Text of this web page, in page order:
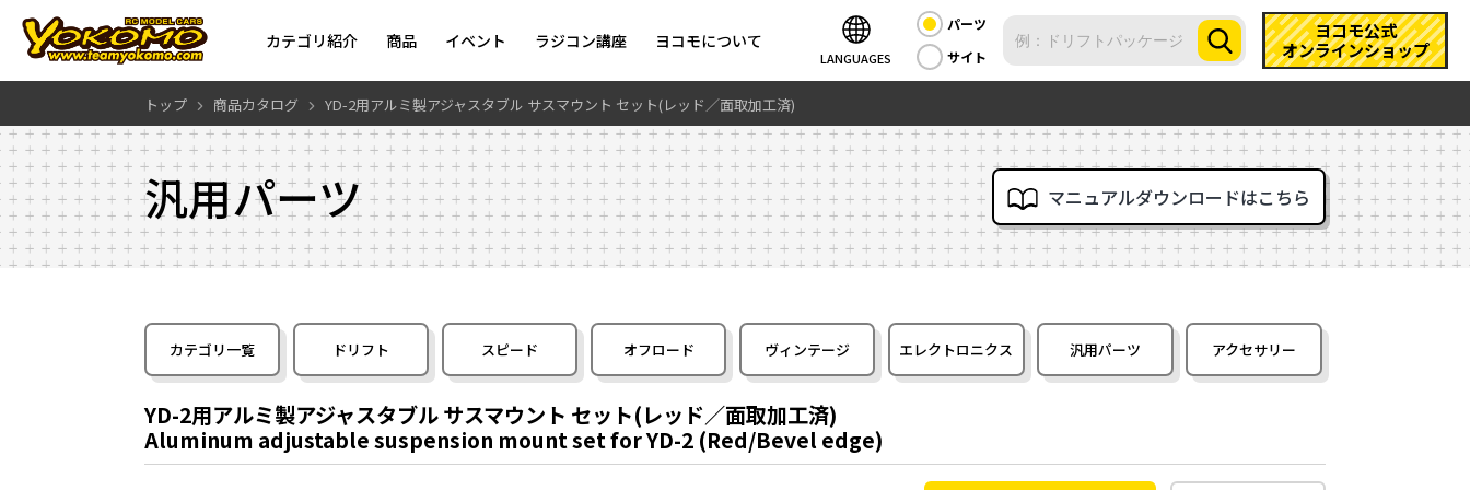
カテゴリ紹介 商品 イベント ラジコン講座 ヨコモについて
LANGUAGES
パーツ
サイト
ヨコモ公式
オンラインショップ
トップ 商品カタログ YD-2用アルミ製アジャスタブル サスマウント セット(レッド／面取加工済)
汎用パーツ マニュアルダウンロードはこちら
カテゴリ一覧 ドリフト スピード オフロード ヴィンテージ エレクトロニクス 汎用パーツ アクセサリー
YD-2用アルミ製アジャスタブル サスマウント セット(レッド／面取加工済)
Aluminum adjustable suspension mount set for YD-2 (Red/Bevel edge)